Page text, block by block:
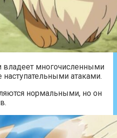
многочисленными
атаками.
нормальными, но он